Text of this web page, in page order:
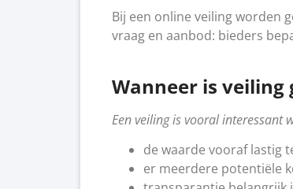
Bij een online veiling worden
vraag en aanbod: bieders
Wanneer is veiling
Een veiling is vooral interessant
de waarde vooraf lastig
er meerdere potentiële